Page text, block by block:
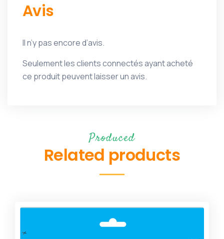
Avis
Il n’y pas encore d’avis.
Seulement les clients connectés ayant acheté
ce produit peuvent laisser un avis.
Produced
Related products